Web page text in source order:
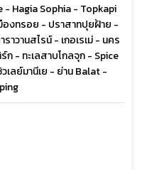
Hagia Sophia - Topkapi
องทรอย - ปราสาทปุยฝ้าย -
วานสไรน์ - เกอเรเม่ - นคร
ก - ทะเลสาบโกลจุก - Spice
ลย์มานีเย - ย่าน Balat -